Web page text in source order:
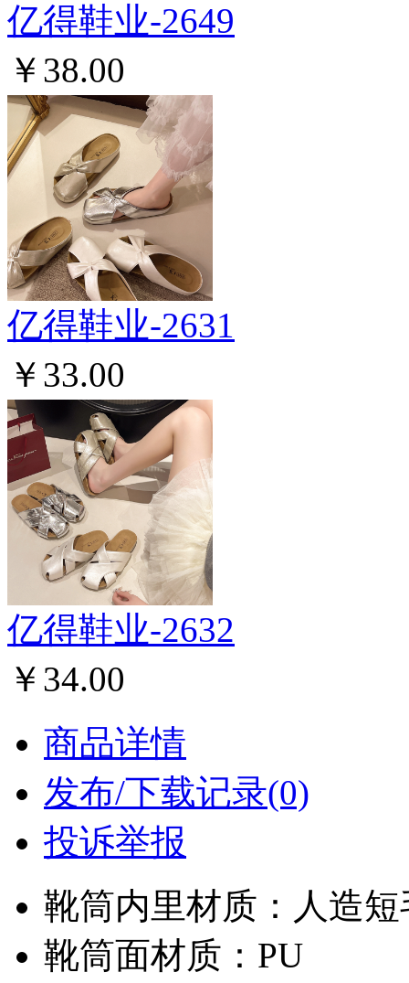
亿得鞋业-2649
￥38.00
亿得鞋业-2631
￥33.00
亿得鞋业-2632
￥34.00
商品详情
发布/下载记录(0)
投诉举报
靴筒内里材质：人造短
靴筒面材质：PU